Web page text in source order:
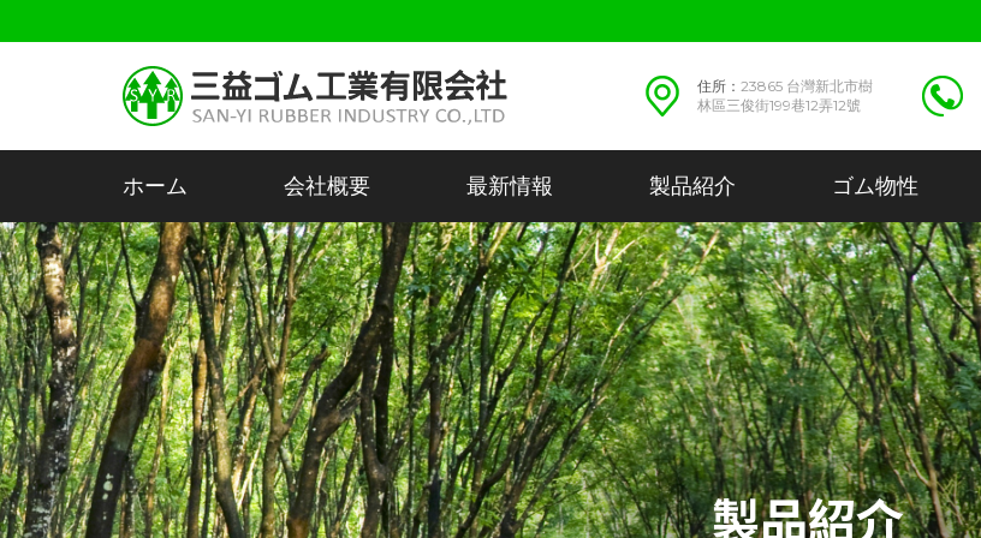
住所： 23865 台灣新北市樹
林區三俊街199巷12弄12號
ホーム 会社概要 最新情報 製品紹介 ゴム物性
製品紹介